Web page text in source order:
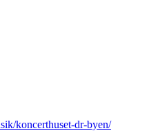
koncerthuset-dr-byen/